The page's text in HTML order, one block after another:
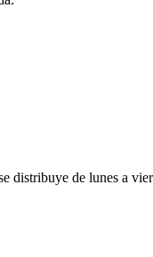
distribuye de lunes a